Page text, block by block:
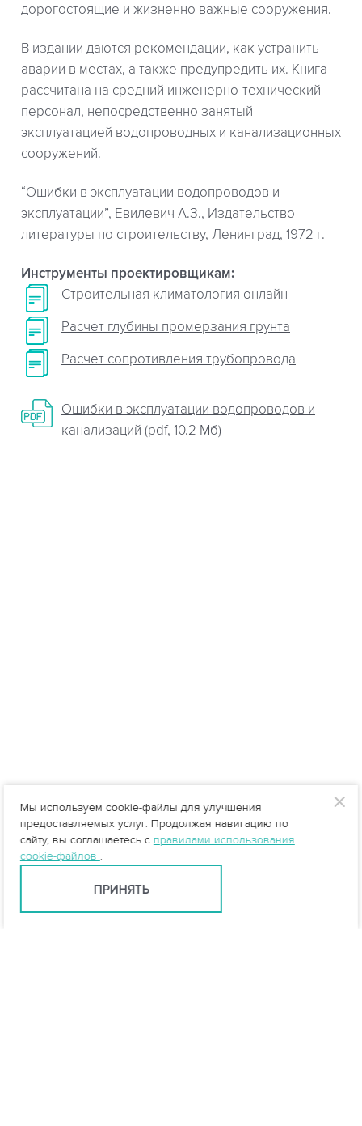
дорогостоящие и жизненно важные сооружения.
В издании даются рекомендации, как устранить
аварии в местах, а также предупредить их. Книга
рассчитана на средний инженерно-технический
персонал, непосредственно занятый
эксплуатацией водопроводных и канализационных
сооружений.
“Ошибки в эксплуатации водопроводов и
эксплуатации”, Евилевич А.З., Издательство
литературы по строительству, Ленинград, 1972 г.
Инструменты проектировщикам:
Строительная климатология онлайн
Расчет глубины промерзания грунта
Расчет сопротивления трубопровода
Ошибки в эксплуатации водопроводов и
канализаций (pdf, 10.2 Мб)
Мы используем cookie-файлы для улучшения
предоставляемых услуг. Продолжая навигацию по
сайту, вы соглашаетесь с правилами использования
cookie-файлов .
ПРИНЯТЬ